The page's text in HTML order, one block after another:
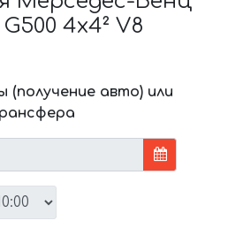
4x4² V8
(получение авто) или